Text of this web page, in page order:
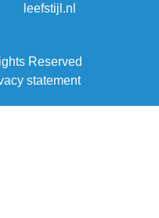
leefstijl.nl
Reserved
statement